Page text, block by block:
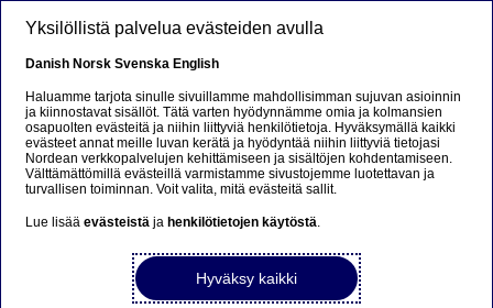
Nordean
taloustaitokampanja on
vuoden sponsorointiteko
Lehdistötiedote | 07-02-2020 13:34
Yksilöllistä palvelua evästeiden avulla
Danish Norsk Svenska English
Haluamme tarjota sinulle sivuillamme mahdollisimman sujuvan asioinnin
ja kiinnostavat sisällöt. Tätä varten hyödynnämme omia ja kolmansien
osapuolten evästeitä ja niihin liittyviä henkilötietoja. Hyväksymällä kaikki
evästeet annat meille luvan kerätä ja hyödyntää niihin liittyviä tietojasi
Nordean verkkopalvelujen kehittämiseen ja sisältöjen kohdentamiseen.
Välttämättömillä evästeillä varmistamme sivustojemme luotettavan ja
turvallisen toiminnan. Voit valita, mitä evästeitä sallit.
Lue lisääevästeistä ja henkilötietojen käytöstä.
Hyväksy kaikki